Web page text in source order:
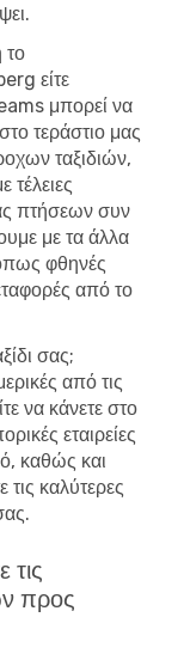
το
είτε
μπορεί να
τεράστιο μας
ταξιδιών,
πτήσεων συν
με τα άλλα
φθηνές
από το
σας;
από τις
να κάνετε στο
εταιρείες
καθώς και
καλύτερες
τις
προς